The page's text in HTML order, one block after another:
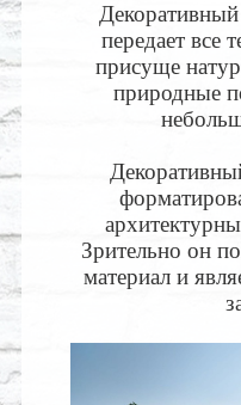
передает все
присуще
природные
Зрительно он
материал и